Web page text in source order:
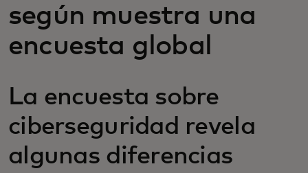
según muestra una
encuesta global
La encuesta sobre
ciberseguridad revela
algunas diferencias